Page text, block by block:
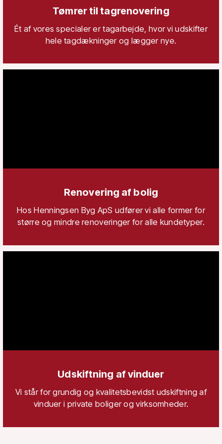
Tømrer til tagrenovering
Ét af vores specialer er tagarbejde, hvor vi udskifter
hele tagdækninger og lægger nye.
Renovering af bolig
Hos Henningsen Byg ApS udfører vi alle former for
større og mindre renoveringer for alle kundetyper.
Udskiftning af vinduer
Vi står for grundig og kvalitetsbevidst udskiftning af
vinduer i private boliger og virksomheder.